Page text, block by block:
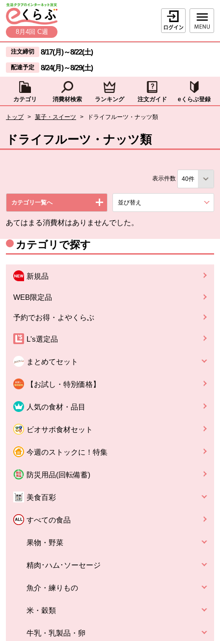
ページの先頭です。
本文へジャンプする。
8月4回 C週
ログイン
ここからサイト内共通メニューです。
サイト内共通メニューをスキップする
注文締切 8/17(月)～8/22(土)
配達予定 8/24(月)～8/29(土)
カテゴリ 消費材検索 ランキング 注文ガイド eくらぶ登録
トップ > 菓子・スイーツ > ドライフルーツ・ナッツ類
ドライフルーツ・ナッツ類
表示件数
カテゴリ一覧へ 並び替え
あてはまる消費材はありませんでした。
カテゴリで探す
新規品
WEB限定品
予約でお得・よやくらぶ
L's選定品
まとめてセット
【お試し・特別価格】
人気の食材・品目
ビオサポ食材セット
今週のストックに！特集
防災用品(回転備蓄)
美食百彩
すべての食品
果物・野菜
精肉･ハム･ソーセージ
魚介・練りもの
米・穀類
牛乳・乳製品・卵